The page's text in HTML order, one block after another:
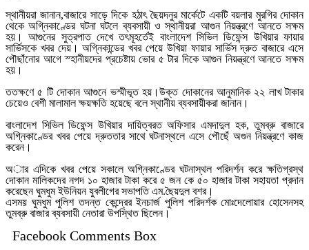
স্থানীয়রা জানান,বাজারে সাড়ে দিকে হঠাৎ ছৈয়দনুর মার্কেটে একটি বয়লার মুরগির দোকান
থেকে অগ্নিকাণ্ডের ঘটনা ঘটলে ব্যবসায়ী ও স্থানীয়রা আগুন নিয়ন্ত্রণে আনতে সক্ষম
হয়। আগুনের সুত্রপাত দেখে তৎমূহর্তেই বাংলাদেশ সিভিল ডিফেন্স উখিয়ার ফায়ার
সার্ভিসকে খবর দেয়। অগ্নিকান্ডের খবর পেয়ে উখিয়া ফায়ার সার্ভিস দ্রুত বাজারে এসে
পৌছাঁনোর আগে স্হানীয়দের প্রচেষ্টায় ভোর ৫ টার দিকে আগুন নিয়ন্ত্রণে আনতে সক্ষম
হয়।
ততক্ষণে ৫ টি দোকান আগুনে ভস্মীভূত হয়।উক্ত দোকানের আনুমানিক ২২ লাখ টাকার
চেয়েও বেশী মালামাল ক্ষয়ক্ষতি হয়েছে বলে স্থানীয় ব্যবসায়ীকরা জানান।
বাংলাদেশ সিভিল ডিফেন্স উখিয়ার দায়িত্বরত অফিসার এমদাদুল হক, তুমব্রু বাজারে
অগ্নিকাণ্ডের খবর পেয়ে দ্রুততার সাথে ঘটনাস্থলে এসে পৌছেঁ অগুন নিয়ন্ত্রণে কাজ
করেন।
অার এদিকে খবর পেয়ে সকালে অগ্নিকাণ্ডের ঘটনাস্থল পরিদর্শন করে ক্ষতিগ্রস্থ
দোকান মালিকদের নগদ ১০ হাজার টাকা করে ৫ জন কে ৫০ হাজার টাকা সহায়তা প্রদান
করেছেন ঘুমধুম ইউনিয়ন যুবলীগের সভাপতি এম.ছৈয়দুল বশর।
এসময় ঘুমধুম পুলিশ তদন্ত কেন্দ্রের ইনচার্জ পুলিশ পরিদর্শক মোঃদেলোয়ার হোসেনসহ
তুমব্রু বাজার ব্যবসায়ী নেতারা উপস্থিত ছিলেন।
Facebook Comments Box